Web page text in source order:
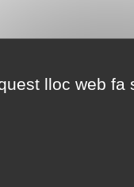
lloc web fa